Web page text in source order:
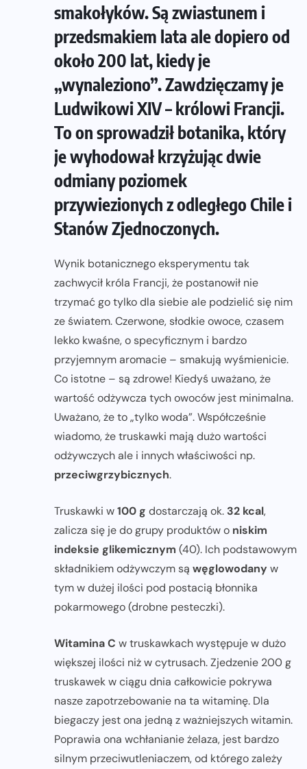
smakołyków. Są zwiastunem i
przedsmakiem lata ale dopiero od
około 200 lat, kiedy je
„wynaleziono”. Zawdzięczamy je
Ludwikowi XIV – królowi Francji.
To on sprowadził botanika, który
je wyhodował krzyżując dwie
odmiany poziomek
przywiezionych z odległego Chile i
Stanów Zjednoczonych.
Wynik botanicznego eksperymentu tak
zachwycił króla Francji, że postanowił nie
trzymać go tylko dla siebie ale podzielić się nim
ze światem. Czerwone, słodkie owoce, czasem
lekko kwaśne, o specyficznym i bardzo
przyjemnym aromacie – smakują wyśmienicie.
Co istotne – są zdrowe! Kiedyś uważano, że
wartość odżywcza tych owoców jest minimalna.
Uważano, że to „tylko woda”. Współcześnie
wiadomo, że truskawki mają dużo wartości
odżywczych ale i innych właściwości np.
przeciwgrzybicznych.
Truskawki w100 g dostarczają ok. 32 kcal,
zalicza się je do grupy produktów o niskim
indeksie glikemicznym (40). Ich podstawowym
składnikiem odżywczym są węglowodany w
tym w dużej ilości pod postacią błonnika
pokarmowego (drobne pesteczki).
Witamina C w truskawkach występuje w dużo
większej ilości niż w cytrusach. Zjedzenie 200 g
truskawek w ciągu dnia całkowicie pokrywa
nasze zapotrzebowanie na ta witaminę. Dla
biegaczy jest ona jedną z ważniejszych witamin.
Poprawia ona wchłanianie żelaza, jest bardzo
silnym przeciwutleniaczem, od którego zależy